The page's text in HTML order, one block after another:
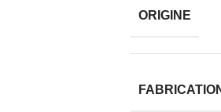
ORIGINE